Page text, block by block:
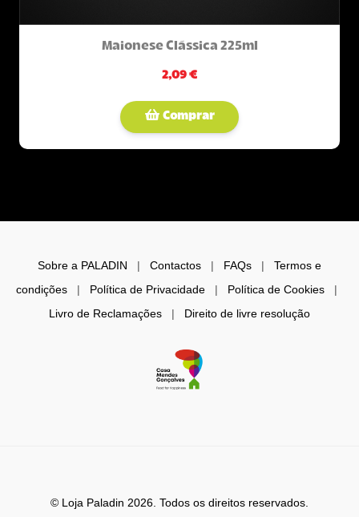
Maionese Clássica 225ml
2,09 €
Comprar
Sobre a PALADIN | Contactos | FAQs | Termos e
condições| Política de Privacidade| Política de Cookies|
Livro de Reclamações | Direito de livre resolução
© Loja Paladin 2026. Todos os direitos reservados.